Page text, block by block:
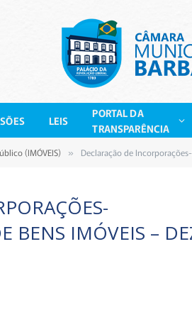
LEIS
PORTAL DA
TRANSPARÊNCIA
(IMÓVEIS) » Declaração de
BENS IMÓVEIS –